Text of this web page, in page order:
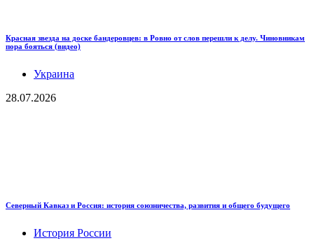
Красная звезда на доске бандеровцев: в Ровно от слов перешли к делу. Чиновникам
пора бояться (видео)
Украина
28.07.2026
Северный Кавказ и Россия: история союзничества, развития и общего будущего
История России